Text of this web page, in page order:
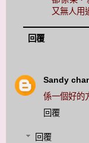
又無人用
回覆
Sandy
係一個好的
回覆
回覆